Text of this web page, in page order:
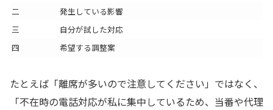
二
発生している影響
三
自分が試した対応
四
希望する調整案
たとえば「離席が多いので注意してください」ではなく、
「不在時の電話対応が私に集中しているため、当番や代理